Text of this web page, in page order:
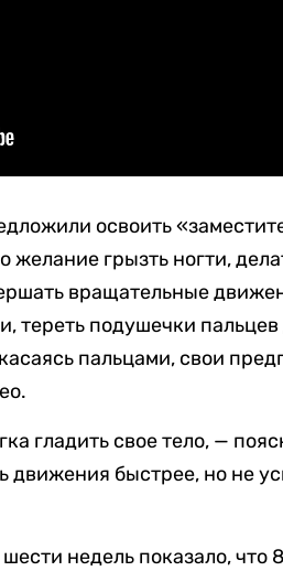
освоить
желание грызть ногти,
вращательные
тереть подушечки пальцев
пальцами, свои
гладить свое тело, —
движения быстрее, но не
недель показало, что